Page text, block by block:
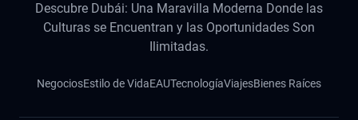
Descubre Dubái: Una Maravilla Moderna Donde las
Culturas se Encuentran y las Oportunidades Son
Ilimitadas.
NegociosEstilo de VidaEAUTecnologíaViajesBienes Raíces